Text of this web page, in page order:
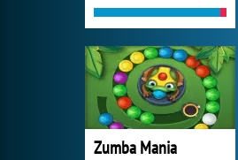
Zumba Mania